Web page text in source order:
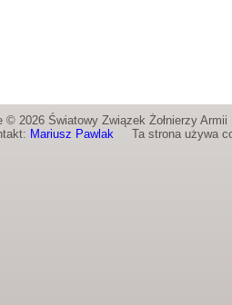
© 2026 Światowy Związek Żołnierzy
Mariusz PawlakTa strona używa